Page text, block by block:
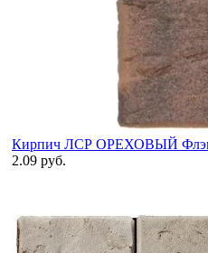
Кирпич ЛСР ОРЕХОВЫЙ
2.09 руб.